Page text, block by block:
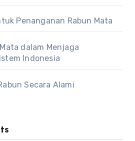
Penanganan Rabun Mata
dalam Menjaga
Indonesia
Secara Alami